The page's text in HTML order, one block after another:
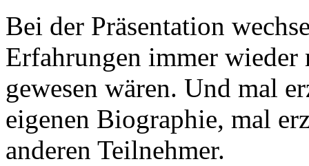
Bei der Präsentation
Erfahrungen immer
gewesen wären. Und mal
eigenen Biographie, mal
anderen Teilnehmer.